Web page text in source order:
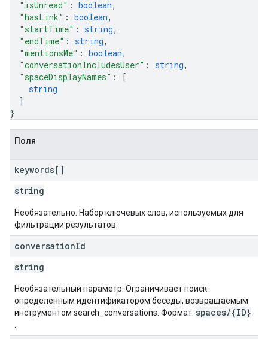
"isUnread" : boolean,
"hasLink" : boolean,
"startTime" : string,
"endTime" : string,
"mentionsMe" : boolean,
"conversationIncludesUser" : string,
"spaceDisplayNames" :
[
string
]
}
Поля
keywords[]
string
Необязательно. Набор ключевых слов, используемых для
фильтрации результатов.
conversationId
string
Необязательный параметр. Ограничивает поиск
определенным идентификатором беседы, возвращаемым
инструментом search_conversations. Формат: spaces/{ID}